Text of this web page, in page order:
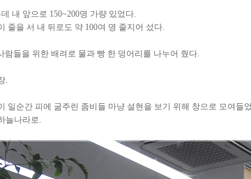
내 앞으로 150~200명 가량 있었다.
줄을 서 내 뒤로도 약 100여 명 줄지어 섰다.
람들을 위한 배려로 물과 빵 한 덩어리를 나누어 줬다.
.
일순간 피에 굶주린 좀비들 마냥 설현을 보기 위해 창으로 모여들
늘나라로.